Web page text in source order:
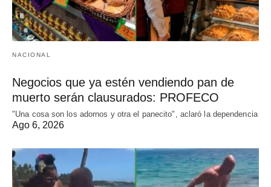
NACIONAL
Negocios que ya estén vendiendo pan de
muerto serán clausurados: PROFECO
"Una cosa son los adornos y otra el panecito", aclaró la dependencia
Ago 6, 2026